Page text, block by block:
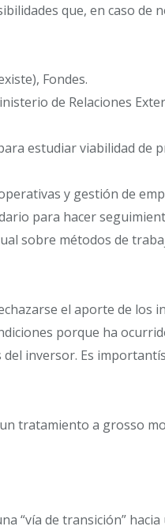
que, en caso
Fondes.
de Relaciones
estudiar viabilidad de
y gestión de
para hacer
sobre métodos de
el aporte de los
porque ha
inversor. Es
tratamiento a grosso
“vía de transición”